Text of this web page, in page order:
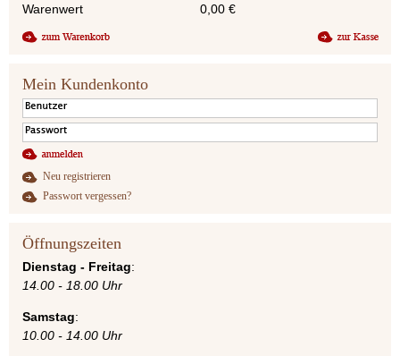
Warenwert
0,00 €
Mein Kundenkonto
Neu registrieren
Passwort vergessen?
Öffnungszeiten
Dienstag - Freitag:
14.00 - 18.00 Uhr
Samstag:
10.00 - 14.00 Uhr